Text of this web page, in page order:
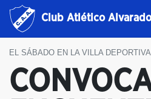
Club Atlético
EL SÁBADO EN LA VILLA DEPORTIVA